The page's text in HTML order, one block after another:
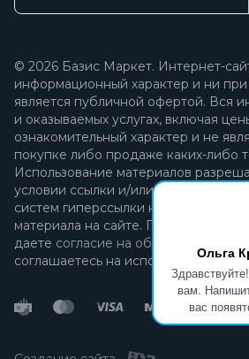
Ольга
вам.
вас
© 2026 Базис Маркет. Интернет-
информационный характер и ни при
является публичной офертой. Вся
и оказываемых услугах, включая
ознакомительный характер и не
покупке либо продаже каких-либо
Использование материалов
условии ссылки и/или прямой
систем гиперссылки на
материала на сайте. Продолжая
даете согласие на обработку
соглашаетесь на использование